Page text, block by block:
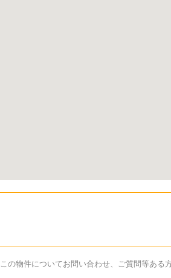
この物件についてお問い合わせ、ご質問等ある